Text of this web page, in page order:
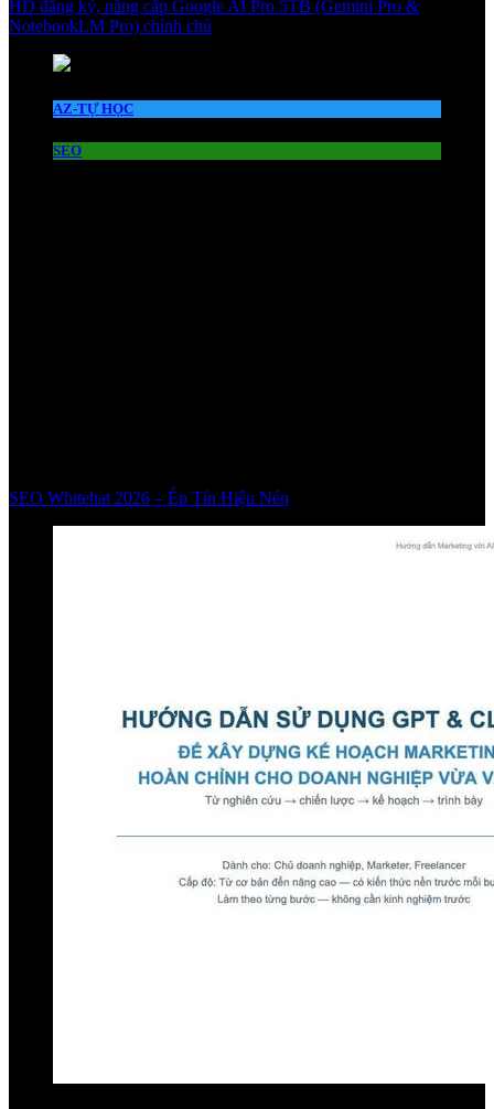
HD đăng ký, nâng cấp Google AI Pro 5TB (Gemini Pro &
NotebookLM Pro) chính chủ
AZ-TỰ HỌC
SEO
SEO Whitehat 2026 – Ép Tín Hiệu Nén